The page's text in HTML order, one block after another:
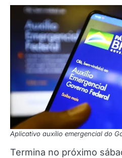
Aplicativo auxílio emergencial do
Termina no próximo